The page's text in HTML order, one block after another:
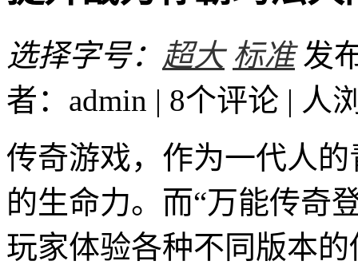
选择字号： 超大 标准 发
者：admin | 8个评论 | 人
传奇游戏，作为一代人
的生命力。而“万能传奇
玩家体验各种不同版本